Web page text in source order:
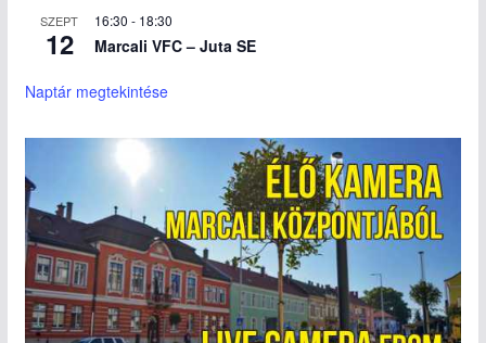
SZEPT
12
16:30 - 18:30
Marcali VFC – Juta SE
Naptár megtekintése